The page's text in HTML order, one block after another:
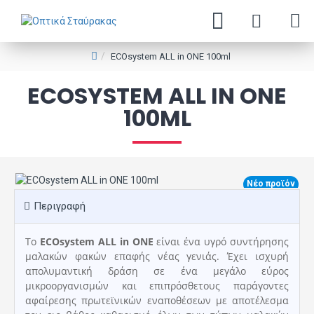
ECOsystem ALL in ONE 100ml
ECOSYSTEM ALL IN ONE
100ML
Νέο προϊόν
Περιγραφή
Το ECOsystem ALL in ONE είναι ένα υγρό συντήρησης
μαλακών φακών επαφής νέας γενιάς. Έχει ισχυρή
απολυμαντική δράση σε ένα μεγάλο εύρος
μικροοργανισμών και επιπρόσθετους παράγοντες
αφαίρεσης πρωτεϊνικών εναποθέσεων με αποτέλεσμα